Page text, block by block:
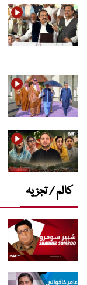
کالم / تجزیہ